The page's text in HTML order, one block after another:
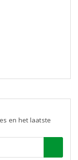
en het laatste